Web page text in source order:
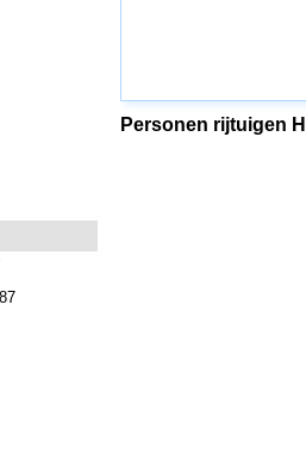
Personen rijtuigen